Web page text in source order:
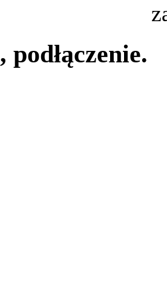
podłączenie.